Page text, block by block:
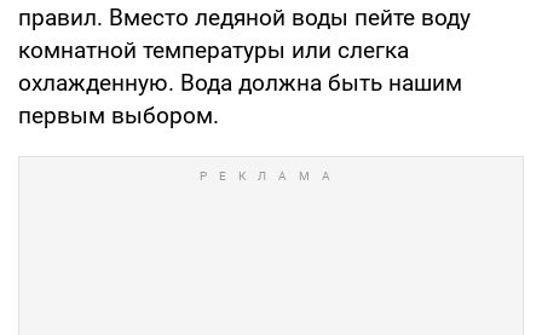
правил. Вместо ледяной воды пейте воду
комнатной температуры или слегка
охлажденную. Вода должна быть нашим
первым выбором.